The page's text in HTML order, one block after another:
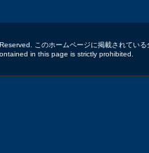
このホームページに掲載されている
in this page is strictly prohibited.